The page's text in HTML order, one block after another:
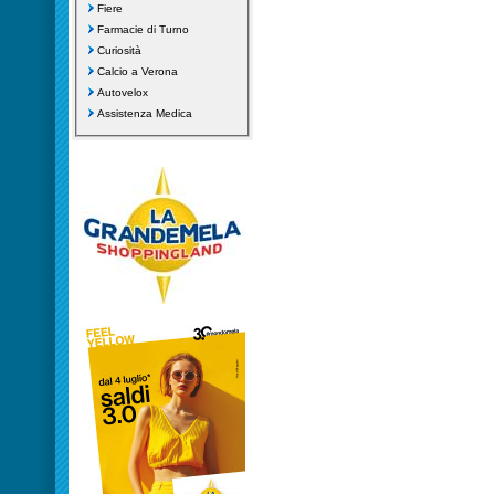
Fiere
Farmacie di Turno
Curiosità
Calcio a Verona
Autovelox
Assistenza Medica